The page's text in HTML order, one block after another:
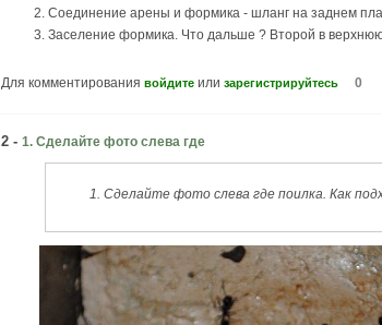
2. Соединение арены и формика - шланг на заднем
3. Заселение формика. Что дальше ? Второй в
Для комментирования войдите или зарегистрируйтесь 0
2 - 1. Сделайте фото слева где
1. Сделайте фото слева где поилка. Как